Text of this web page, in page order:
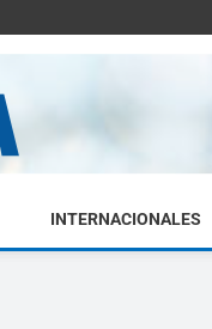
INTERNACIONALES